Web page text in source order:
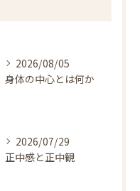
2026/08/05
身体の中心とは何か
2026/07/29
正中感と正中観